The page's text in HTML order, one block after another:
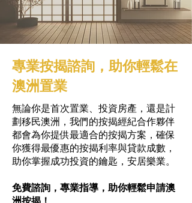
專業按揭諮詢，助你輕鬆在
澳洲置業
無論你是首次置業、投資房產，還是計
劃移民澳洲，我們的按揭經紀合作夥伴
都會為你提供最適合的按揭方案，確保
你獲得最優惠的按揭利率與貸款成數，
助你掌握成功投資的鑰匙，安居樂業。
免費諮詢，專業指導，助你輕鬆申請澳